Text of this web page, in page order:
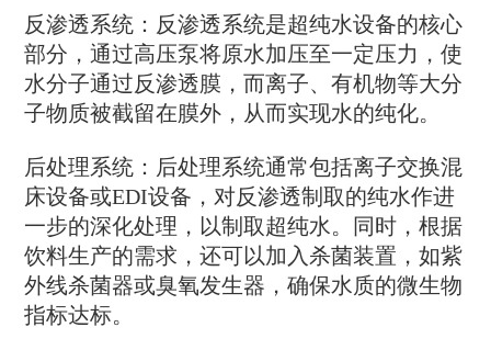
‌反渗透系统‌：反渗透系统是超纯水设备的核心
部分，通过高压泵将原水加压至一定压力，使
水分子通过反渗透膜，而离子、有机物等大分
子物质被截留在膜外，从而实现水的纯化。
‌后处理系统‌：后处理系统通常包括离子交换混
床设备或EDI设备，对反渗透制取的纯水作进
一步的深化处理，以制取超纯水。同时，根据
饮料生产的需求，还可以加入杀菌装置，如紫
外线杀菌器或臭氧发生器，确保水质的微生物
指标达标。